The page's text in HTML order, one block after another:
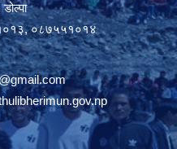
०८७५५१०१४